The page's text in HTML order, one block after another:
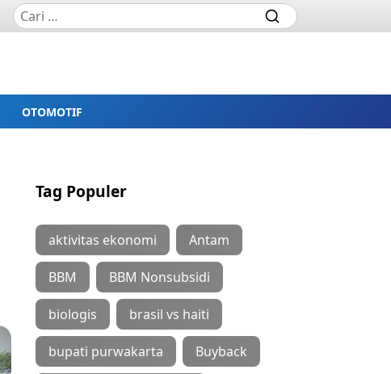
OTOMOTIF
Tag Populer
aktivitas ekonomi Antam
BBM BBM Nonsubsidi
biologis brasil vs haiti
bupati purwakarta Buyback